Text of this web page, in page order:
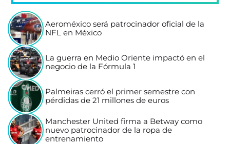
Aeroméxico será patrocinador oficial de la
NFL en México
La guerra en Medio Oriente impactó en el
negocio de la Fórmula 1
Palmeiras cerró el primer semestre con
pérdidas de 21 millones de euros
Manchester United firma a Betway como
nuevo patrocinador de la ropa de
entrenamiento